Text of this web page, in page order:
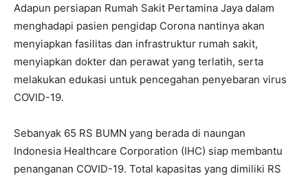
Adapun persiapan Rumah Sakit Pertamina Jaya dalam
menghadapi pasien pengidap Corona nantinya akan
menyiapkan fasilitas dan infrastruktur rumah sakit,
menyiapkan dokter dan perawat yang terlatih, serta
melakukan edukasi untuk pencegahan penyebaran virus
COVID-19.
Sebanyak 65 RS BUMN yang berada di naungan
Indonesia Healthcare Corporation (IHC) siap membantu
penanganan COVID-19. Total kapasitas yang dimiliki RS